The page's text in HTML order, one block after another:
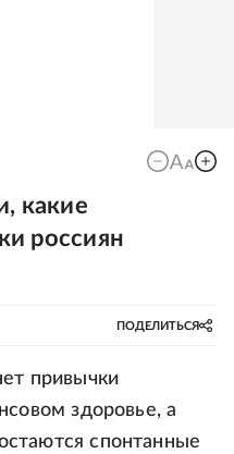
какие
россиян
ПОДЕЛИТЬСЯ
привычки
здоровье, а
спонтанные